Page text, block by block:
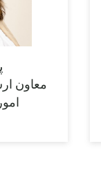
معاون